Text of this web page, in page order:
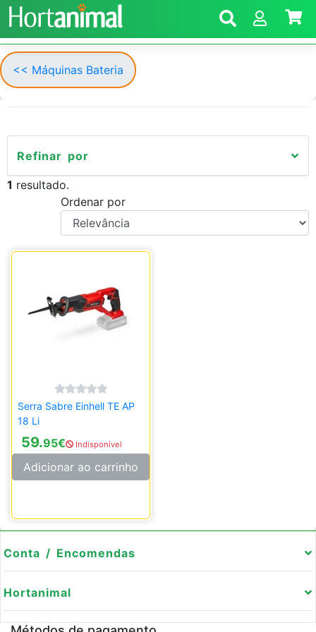
<< Máquinas Bateria
Refinar por
1 resultado.
Ordenar por
Serra Sabre Einhell TE AP
18 Li
59.95€ Indisponível
Adicionar ao carrinho
Conta / Encomendas
Hortanimal